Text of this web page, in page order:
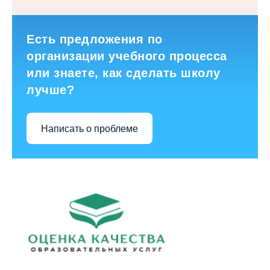
Есть предложения по
организации учебного процесса
или знаете, как сделать школу
лучше?
Написать о проблеме